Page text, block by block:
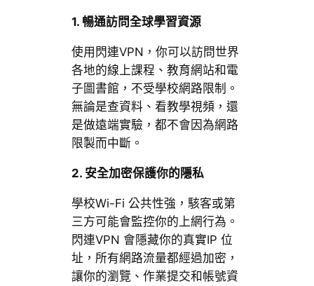
1. 暢通訪問全球學習資源
使用閃連VPN，你可以訪問世界
各地的線上課程、教育網站和電
子圖書館，不受學校網路限制。
無論是查資料、看教學視頻，還
是做遠端實驗，都不會因為網路
限製而中斷。
2. 安全加密保護你的隱私
學校Wi-Fi 公共性強，駭客或第
三方可能會監控你的上網行為。
閃連VPN 會隱藏你的真實IP 位
址，所有網路流量都經過加密，
讓你的瀏覽、作業提交和帳號資